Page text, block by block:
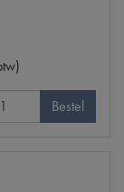
Bestel